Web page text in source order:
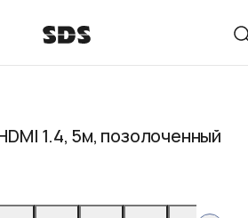
1.4, 5м, позолоченный